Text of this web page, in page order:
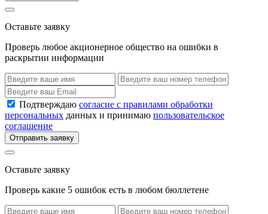
Оставьте заявку
Проверь любое акционерное общество на ошибки в
раскрытии информации
Подтверждаю согласие с правилами обработки
персональных данных и принимаю пользовательское
соглашение
Отправить заявку
Оставьте заявку
Проверь какие 5 ошибок есть в любом бюллетене